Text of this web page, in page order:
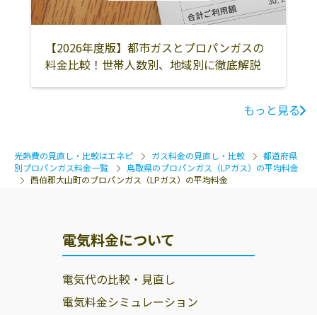
【2026年度版】都市ガスとプロパンガスの
料金比較！世帯人数別、地域別に徹底解説
もっと見る
光熱費の見直し・比較はエネピ ガス料金の見直し・比較
都道府県
別プロパンガス料金一覧
鳥取県のプロパンガス（LPガス）の平均料金
西伯郡大山町のプロパンガス（LPガス）の平均料金
電気料金について
電気代の比較・見直し
電気料金シミュレーション